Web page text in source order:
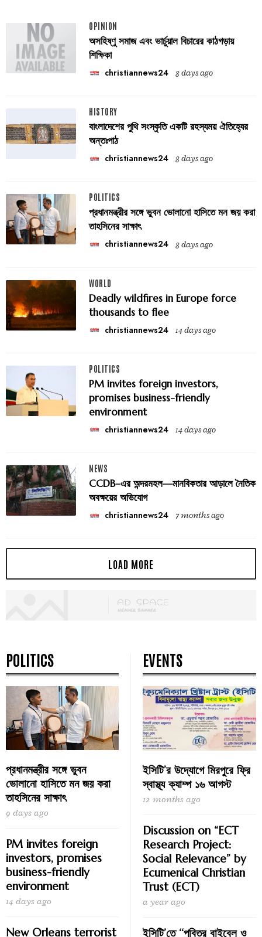
OPINION
অসহিষ্ণু সমাজ এবং ভার্চুয়াল বিচারের কাঠগড়ায়
শিক্ষিকা
christiannews24 8 days ago
HISTORY
বাংলাদেশের পুথি সংস্কৃতি একটি রহস্যময় ঐতিহ্যের
অন্তঃপাঠ
christiannews24 8 days ago
POLITICS
প্রধানমন্ত্রীর সঙ্গে ভুবন ভোলানো হাসিতে মন জয় করা
তাহসিনের সাক্ষাৎ
christiannews24 8 days ago
WORLD
Deadly wildfires in Europe force
thousands to flee
christiannews24 14 days ago
POLITICS
PM invites foreign investors,
promises business-friendly
environment
christiannews24 14 days ago
NEWS
CCDB–এর অন্দরমহল—মানবিকতার আড়ালে নৈতিক
অবক্ষয়ের অভিযোগ
christiannews24 7 months ago
POLITICS
প্রধানমন্ত্রীর সঙ্গে ভুবন
ভোলানো হাসিতে মন জয় করা
তাহসিনের সাক্ষাৎ
9 days ago
PM invites foreign
investors, promises
business-friendly
environment
14 days ago
New Orleans terrorist
EVENTS
ইসিটি’র উদ্যোগে মিরপুরে ফ্রি
স্বাস্থ্য ক্যাম্প ১৬ আগস্ট
12 months ago
Discussion on “ECT
Research Project:
Social Relevance” by
Ecumenical Christian
Trust (ECT)
a year ago
ইসিটি’তে ‘‘পবিত্র বাইবেল ও